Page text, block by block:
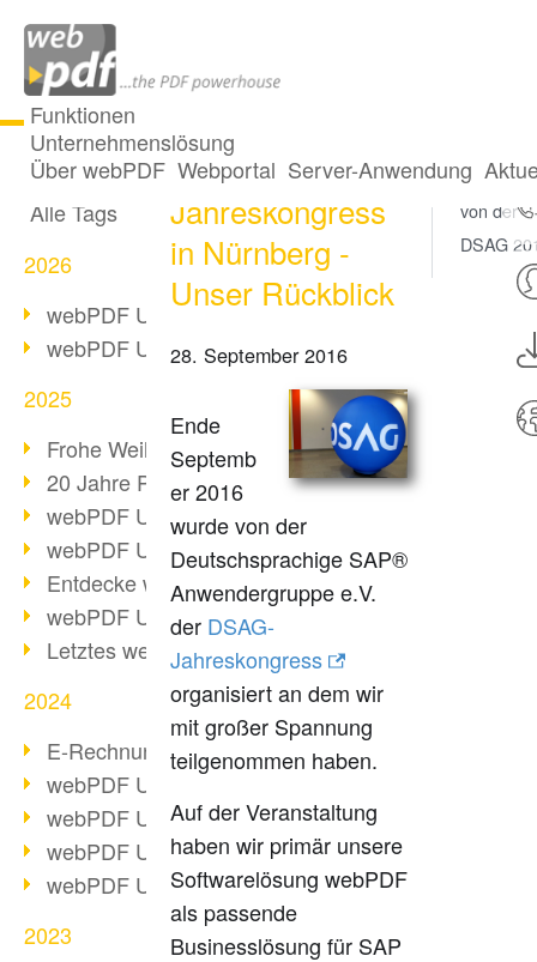
Funktionen
Unternehmenslösung
Über webPDF Webportal Server-Anwendung
Alle Beiträge
Alle Tags
2026
webPDF Update 10.0.5
webPDF Update 10.0.4
2025
Frohe Weihnachten & Auszeit
20 Jahre PDF/A
webPDF Update 10.0.3
webPDF Update 10.0.2
Entdecke webPDF 10
webPDF Update 9.0.0.3655
Letztes webPDF 8 Update
2024
E-Rechnungsstellung ab 2025
webPDF Update 9.0.0.3584
webPDF Update 9.0.0.3479
webPDF Update 9.0.0.3361
webPDF Update 9.0.0.3264
2023
DSAG
Jahreskongress
in Nürnberg -
Unser Rückblick
28. September 2016
Ende
Septemb
er 2016
wurde von der
Deutschsprachige SAP®
Anwendergruppe e.V.
der DSAG-
Jahreskongress
organisiert an dem wir
mit großer Spannung
teilgenommen haben.
Auf der Veranstaltung
haben wir primär unsere
Softwarelösung webPDF
als passende
Businesslösung für SAP
von der
DSAG